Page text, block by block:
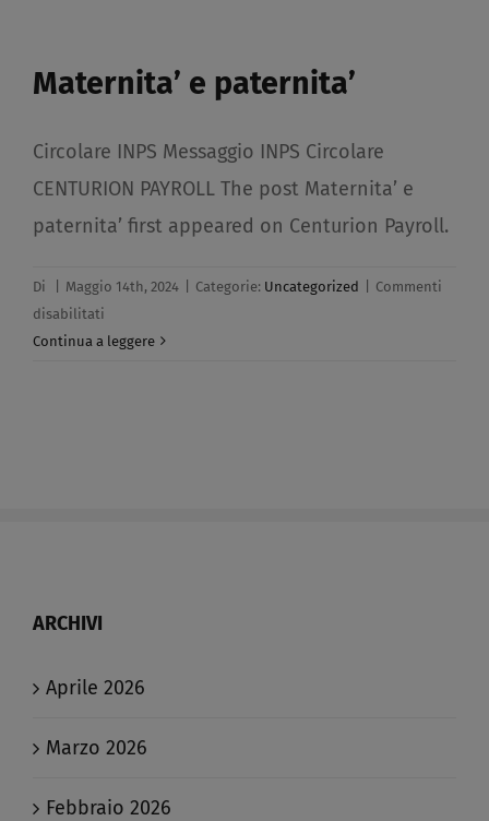
Maternita’ e paternita’​
Circolare INPS Messaggio INPS Circolare
CENTURION PAYROLL The post Maternita’ e
paternita’ first appeared on Centurion Payroll.
Di Maggio 14th, 2024 Categorie: Uncategorized
Commenti
disabilitati
Maternita’
Continua a leggere
ARCHIVI
Aprile 2026
Marzo 2026
Febbraio 2026